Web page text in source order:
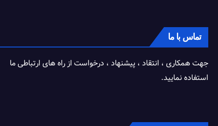
تماس با ما
جهت همکاری ، انتقاد ، پیشنهاد ، درخواست از راه های ارتباطی ما
استفاده نمایید.